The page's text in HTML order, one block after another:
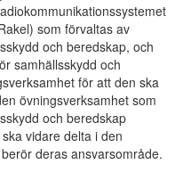
som förvaltas av
och beredskap, och
samhällsskydd och
för att den ska
övningsverksamhet som
och beredskap
vidare delta i den
deras ansvarsområde.